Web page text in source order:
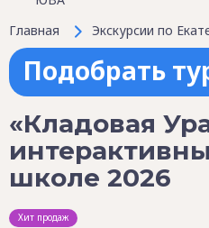
Главная
Экскурсии по
Подобрать
«Кладовая
школе 2026
Хит продаж